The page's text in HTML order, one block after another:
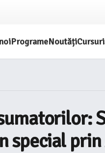
ProgrameNoutățiCursuri